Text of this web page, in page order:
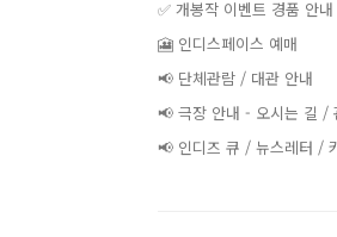
✅ 개봉작 이벤트 경품 안내
🎦 인디스페이스 예매
📢 단체관람 / 대관 안내
📢 극장 안내 - 오시는 길
📢 인디즈 큐 / 뉴스레터 /